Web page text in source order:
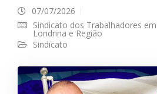
07/07/2026
Sindicato dos Trabalhadores
Londrina e Região
Sindicato